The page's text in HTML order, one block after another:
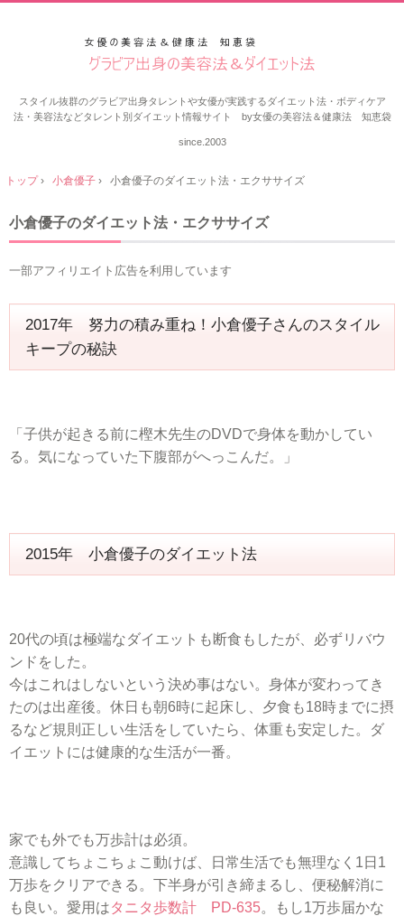
スタイル抜群のグラビア出身タレントや女優が実践するダイエット法・ボディケア
法・美容法などタレント別ダイエット情報サイト by女優の美容法＆健康法 知恵袋
since.2003
トップ› 小倉優子 › 小倉優子のダイエット法・エクササイズ
小倉優子のダイエット法・エクササイズ
一部アフィリエイト広告を利用しています
2017年 努力の積み重ね！小倉優子さんのスタイル
キープの秘訣
「子供が起きる前に樫木先生のDVDで身体を動かしてい
る。気になっていた下腹部がへっこんだ。」
2015年 小倉優子のダイエット法
20代の頃は極端なダイエットも断食もしたが、必ずリバウ
ンドをした。
今はこれはしないという決め事はない。身体が変わってき
たのは出産後。休日も朝6時に起床し、夕食も18時までに摂
るなど規則正しい生活をしていたら、体重も安定した。ダ
イエットには健康的な生活が一番。
家でも外でも万歩計は必須。
意識してちょこちょこ動けば、日常生活でも無理なく1日1
万歩をクリアできる。下半身が引き締まるし、便秘解消に
も良い。愛用はタニタ歩数計 PD-635。もし1万歩届かな